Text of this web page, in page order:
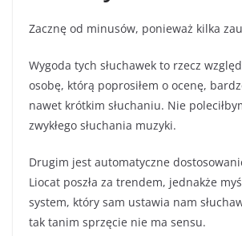
Zacznę od minusów, ponieważ kilka
Wygoda tych słuchawek to rzecz
osobę, którą poprosiłem o ocenę,
nawet krótkim słuchaniu. Nie
zwykłego słuchania muzyki.
Drugim jest automatyczne
Liocat poszła za trendem, jednakże
system, który sam ustawia nam
tak tanim sprzęcie nie ma sensu.